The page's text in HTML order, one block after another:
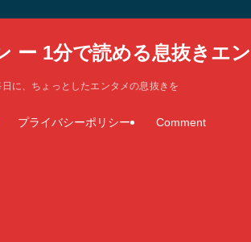
ー 1分で読める息抜きエ
に、ちょっとしたエンタメの息抜きを
プライバシーポリシー Comment